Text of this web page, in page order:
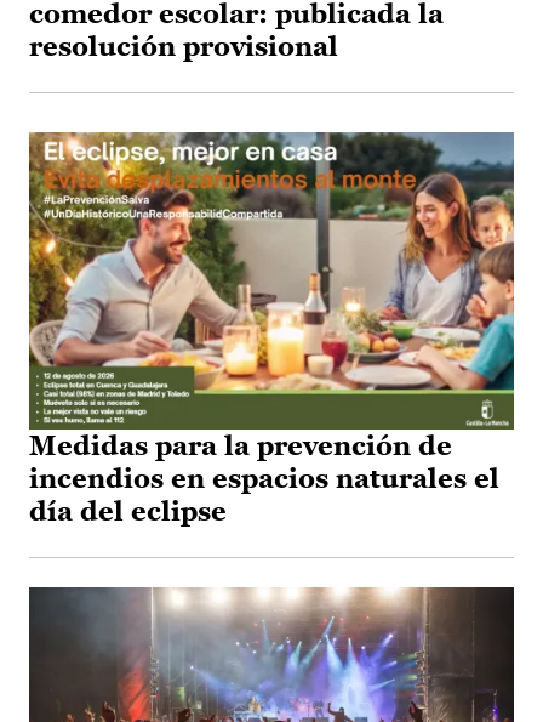
comedor escolar: publicada la
resolución provisional
Medidas para la prevención de
incendios en espacios naturales el
día del eclipse